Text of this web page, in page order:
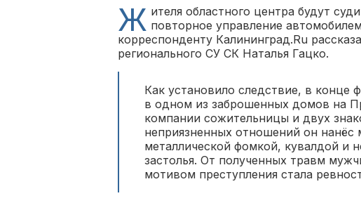
Ж ителя областного центра будут
повторное управление
корреспонденту Калининград.Ru
регионального СУ СК Наталья Гацко.
Как установило следствие, в конце
в одном из заброшенных домов на
компании сожительницы и двух
неприязненных отношений он нанёс
металлической фомкой, кувалдой и
застолья. От полученных травм
мотивом преступления стала